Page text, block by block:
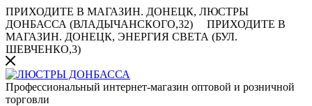
ПРИХОДИТЕ В МАГАЗИН. ДОНЕЦК, ЛЮСТРЫ
ДОНБАССА (ВЛАДЫЧАНСКОГО,32)
ПРИХОДИТЕ В
МАГАЗИН. ДОНЕЦК, ЭНЕРГИЯ СВЕТА (БУЛ.
ШЕВЧЕНКО,3)
Профессиональный интернет-магазин оптовой и розничной
торговли